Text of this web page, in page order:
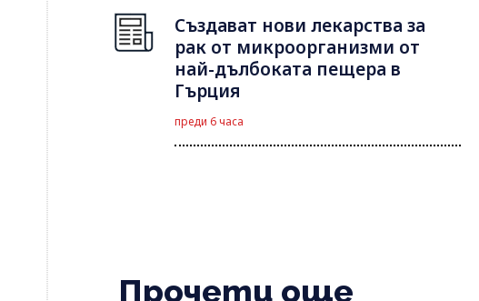
Създават нови лекарства за
рак от микроорганизми от
най-дълбоката пещера в
Гърция
преди 6 часа
Прочети още